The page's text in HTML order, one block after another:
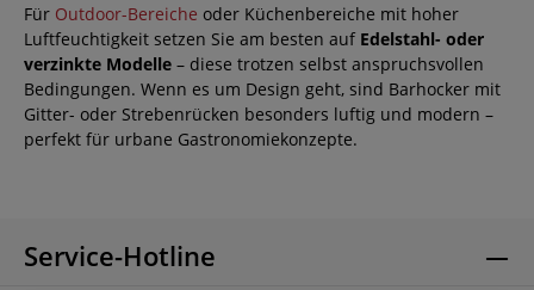
Für Outdoor-Bereiche oder Küchenbereiche mit hoher
Luftfeuchtigkeit setzen Sie am besten auf Edelstahl- oder
verzinkte Modelle – diese trotzen selbst anspruchsvollen
Bedingungen. Wenn es um Design geht, sind Barhocker mit
Gitter- oder Strebenrücken besonders luftig und modern –
perfekt für urbane Gastronomiekonzepte.
Service-Hotline